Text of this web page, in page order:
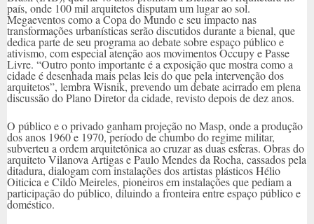
país, onde 100 mil arquitetos disputam um lugar ao sol.
Megaeventos como a Copa do Mundo e seu impacto nas
transformações urbanísticas serão discutidos durante a bienal, que
dedica parte de seu programa ao debate sobre espaço público e
ativismo, com especial atenção aos movimentos Occupy e Passe
Livre. “Outro ponto importante é a exposição que mostra como a
cidade é desenhada mais pelas leis do que pela intervenção dos
arquitetos”, lembra Wisnik, prevendo um debate acirrado em plena
discussão do Plano Diretor da cidade, revisto depois de dez anos.
O público e o privado ganham projeção no Masp, onde a produção
dos anos 1960 e 1970, período de chumbo do regime militar,
subverteu a ordem arquitetônica ao cruzar as duas esferas. Obras do
arquiteto Vilanova Artigas e Paulo Mendes da Rocha, cassados pela
ditadura, dialogam com instalações dos artistas plásticos Hélio
Oiticica e Cildo Meireles, pioneiros em instalações que pediam a
participação do público, diluindo a fronteira entre espaço público e
doméstico.